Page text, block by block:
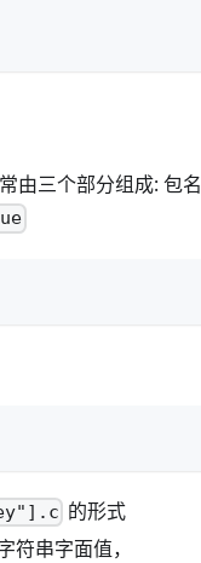
由三个部分组成: 包名
的形式
串字面值，